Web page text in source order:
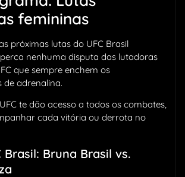
femininas
próximas lutas do UFC Brasil
nenhuma disputa das lutadoras
que sempre enchem os
de adrenalina.
te dão acesso a todos os combates,
cada vitória ou derrota no
Brasil: Bruna Brasil vs.